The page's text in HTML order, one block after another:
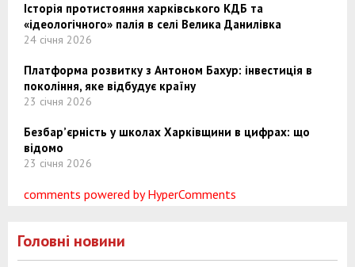
Історія протистояння харківського КДБ та
«ідеологічного» палія в селі Велика Данилівка
24 січня 2026
Платформа розвитку з Антоном Бахур: інвестиція в
покоління, яке відбудує країну
23 січня 2026
Безбар’єрність у школах Харківщини в цифрах: що
відомо
23 січня 2026
comments powered by HyperComments
Головні новини